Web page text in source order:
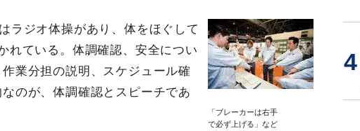
「ブレーカーは右手
で必ず上げる」など
ラジオ体操があり、体をほぐして
れている。体調確認、安全につい
業分担の説明、スケジュール確
のが、体調確認とスピーチであ